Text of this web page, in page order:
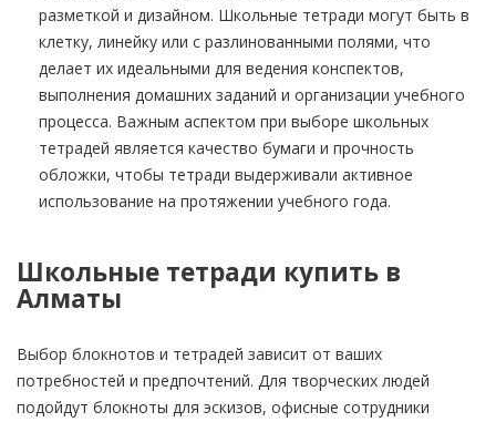
разметкой и дизайном. Школьные тетради могут быть в
клетку, линейку или с разлинованными полями, что
делает их идеальными для ведения конспектов,
выполнения домашних заданий и организации учебного
процесса. Важным аспектом при выборе школьных
тетрадей является качество бумаги и прочность
обложки, чтобы тетради выдерживали активное
использование на протяжении учебного года.
Школьные тетради купить в
Алматы
Выбор блокнотов и тетрадей зависит от ваших
потребностей и предпочтений. Для творческих людей
подойдут блокноты для эскизов, офисные сотрудники